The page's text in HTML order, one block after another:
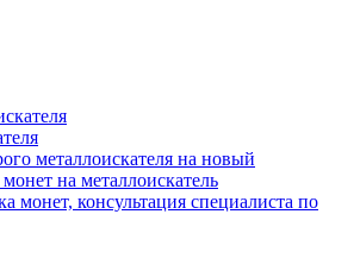
металлоискателя на новый
на металлоискатель
монет, консультация специалиста по